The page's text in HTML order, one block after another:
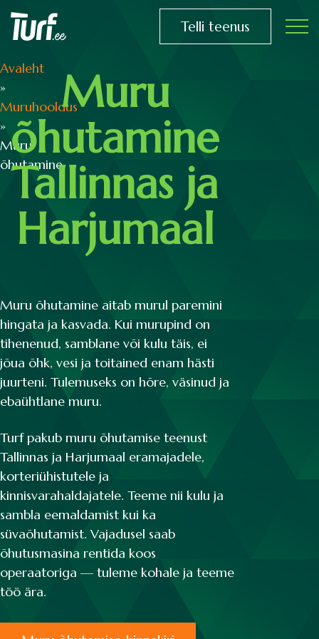
Telli teenus
Avaleht
»
Muruhooldus
»
Muru
õhutamine
Muru
õhutamine
Tallinnas ja
Harjumaal
Muru õhutamine aitab murul paremini
hingata ja kasvada. Kui murupind on
tihenenud, samblane või kulu täis, ei
jõua õhk, vesi ja toitained enam hästi
juurteni. Tulemuseks on hõre, väsinud ja
ebaühtlane muru.
Turf pakub muru õhutamise teenust
Tallinnas ja Harjumaal eramajadele,
korteriühistutele ja
kinnisvarahaldajatele. Teeme nii kulu ja
sambla eemaldamist kui ka
süvaõhutamist. Vajadusel saab
õhutusmasina rentida koos
operaatoriga — tuleme kohale ja teeme
töö ära.